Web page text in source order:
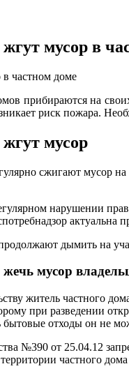
мусор в
прибираются на
риск пожара.
жгут мусор
сжигают
нарушении
дымить на
мусор
житель частного
при разведении
бытовые отходы он не
№390 от 25.04.12
частного дома